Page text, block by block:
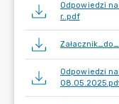
Odpowiedzi
r..pdf
Odpowiedzi